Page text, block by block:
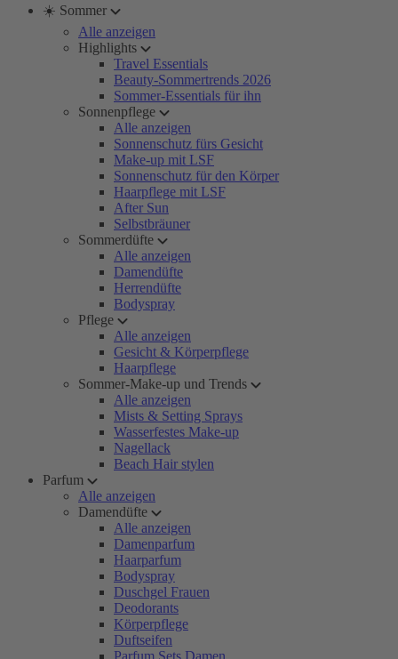
☀️ Sommer
Alle anzeigen
Highlights
Travel Essentials
Beauty-Sommertrends 2026
Sommer-Essentials für ihn
Sonnenpflege
Alle anzeigen
Sonnenschutz fürs Gesicht
Make-up mit LSF
Sonnenschutz für den Körper
Haarpflege mit LSF
After Sun
Selbstbräuner
Sommerdüfte
Alle anzeigen
Damendüfte
Herrendüfte
Bodyspray
Pflege
Alle anzeigen
Gesicht & Körperpflege
Haarpflege
Sommer-Make-up und Trends
Alle anzeigen
Mists & Setting Sprays
Wasserfestes Make-up
Nagellack
Beach Hair stylen
Parfum
Alle anzeigen
Damendüfte
Alle anzeigen
Damenparfum
Haarparfum
Bodyspray
Duschgel Frauen
Deodorants
Körperpflege
Duftseifen
Parfum Sets Damen